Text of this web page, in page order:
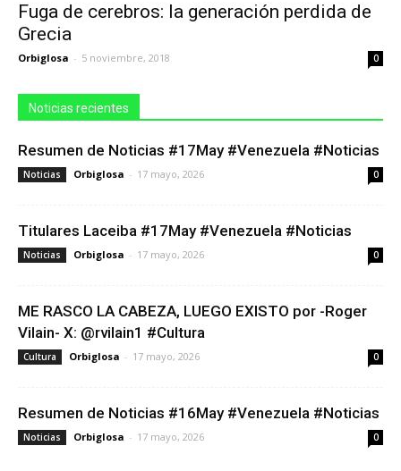
Fuga de cerebros: la generación perdida de
Grecia
Orbiglosa - 5 noviembre, 2018 0
Noticias recientes
Resumen de Noticias #17May #Venezuela #Noticias
Noticias Orbiglosa - 17 mayo, 2026 0
Titulares Laceiba #17May #Venezuela #Noticias
Noticias Orbiglosa - 17 mayo, 2026 0
ME RASCO LA CABEZA, LUEGO EXISTO por -Roger
Vilain- X: @rvilain1 #Cultura
Cultura Orbiglosa - 17 mayo, 2026 0
Resumen de Noticias #16May #Venezuela #Noticias
Noticias Orbiglosa - 17 mayo, 2026 0